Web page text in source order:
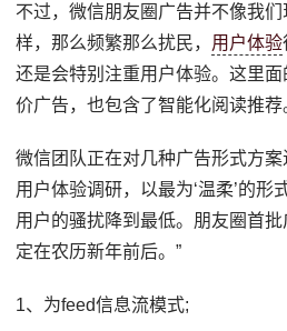
不过，微信朋友圈广告并不像我
样，那么频繁那么扰民， 用户体验
还是会特别注重用户体验。这里
价广告，也包含了智能化阅读推荐
微信团队正在对几种广告形式方
用户体验调研，以最为‘温柔’的形
用户的骚扰降到最低。朋友圈首
定在农历新年前后。”
1、为feed信息流模式;